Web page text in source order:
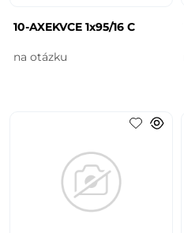
10-AXEKVCE 1x95/16 C
na otázku